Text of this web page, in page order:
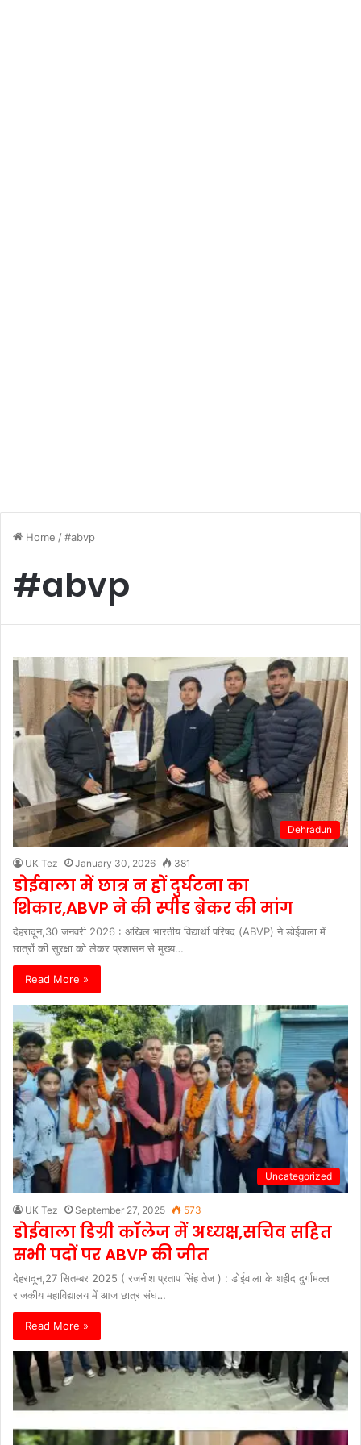
Home /#abvp
#abvp
Dehradun
UK Tez January 30, 2026 381
डोईवाला में छात्र न हों दुर्घटना का
शिकार,ABVP ने की स्पीड ब्रेकर की मांग
देहरादून,30 जनवरी 2026 : अखिल भारतीय विद्यार्थी परिषद (ABVP) ने डोईवाला में
छात्रों की सुरक्षा को लेकर प्रशासन से मुख्य…
Read More »
Uncategorized
UK Tez September 27, 2025 573
डोईवाला डिग्री कॉलेज में अध्यक्ष,सचिव सहित
सभी पदों पर ABVP की जीत
देहरादून,27 सितम्बर 2025 ( रजनीश प्रताप सिंह तेज ) : डोईवाला के शहीद दुर्गामल्ल
राजकीय महाविद्यालय में आज छात्र संघ…
Read More »